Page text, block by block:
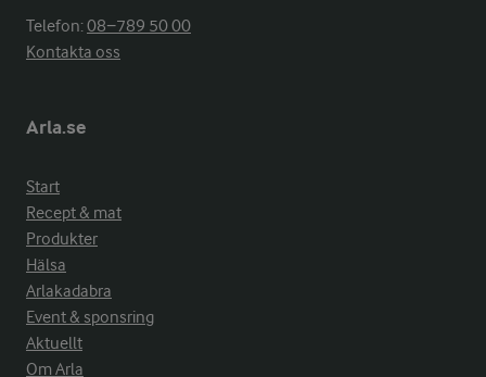
Telefon:08−789 50 00
Kontakta oss
Arla.se
Start
Recept & mat
Produkter
Hälsa
Arlakadabra
Event & sponsring
Aktuellt
Om Arla